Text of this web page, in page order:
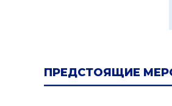
ПРЕДСТОЯЩИЕ